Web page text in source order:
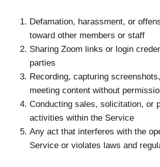
Defamation, harassment, or
toward other members or staff
Sharing Zoom links or login
parties
Recording, capturing
meeting content without
Conducting sales, solicitation, or
activities within the Service
Any act that interferes with the
Service or violates laws and